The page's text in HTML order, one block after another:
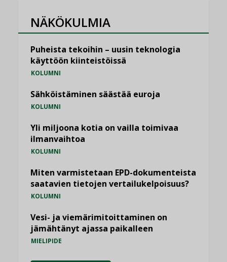
NÄKÖKULMIA
Puheista tekoihin – uusin teknologia
käyttöön kiinteistöissä
KOLUMNI
Sähköistäminen säästää euroja
KOLUMNI
Yli miljoona kotia on vailla toimivaa
ilmanvaihtoa
KOLUMNI
Miten varmistetaan EPD-dokumenteista
saatavien tietojen vertailukelpoisuus?
KOLUMNI
Vesi- ja viemärimitoittaminen on
jämähtänyt ajassa paikalleen
MIELIPIDE